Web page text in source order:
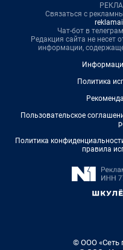
Связаться с
Чат-бот в
Редакция сайта не несет
информации,
Политика
Пользовательское
Политика
правила
© ООО «Сеть